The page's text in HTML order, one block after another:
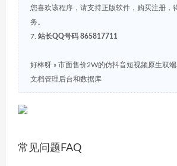
您喜欢该程序，请支持正版软件，购买注册，
务。
7. 站长QQ号码 865817711
好棒呀 » 市面售价2W的仿抖音短视频原生双
文档管理后台和数据库
常见问题FAQ